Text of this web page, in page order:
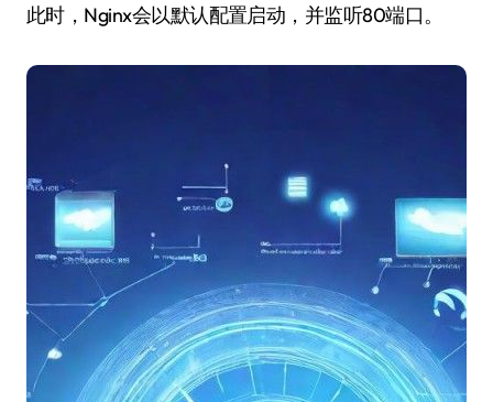
此时，Nginx会以默认配置启动，并监听80端口。